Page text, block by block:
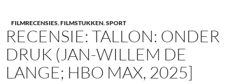
FILMRECENSIES,FILMSTUKKEN,SPORT
RECENSIE: TALLON: ONDER
DRUK (JAN-WILLEM DE
LANGE; HBO MAX, 2025]